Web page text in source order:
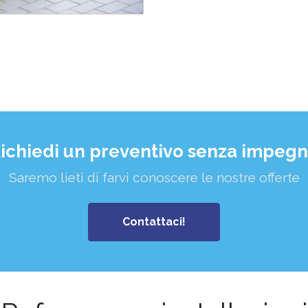
un preventivo senza
Saremo lieti di farvi conoscere le nostre offerte
Contattaci!